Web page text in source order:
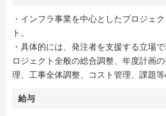
・インフラ事業を中心としたプロジェ
ト。
・具体的には、発注者を支援する立場
ロジェクト全般の総合調整、年度計画
理、工事全体調整、コスト管理、課題等
給与